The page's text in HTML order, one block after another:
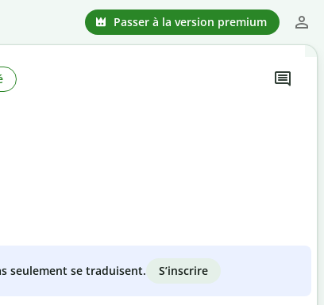
Passer à la version premium
seulement se traduisent. S’inscrire